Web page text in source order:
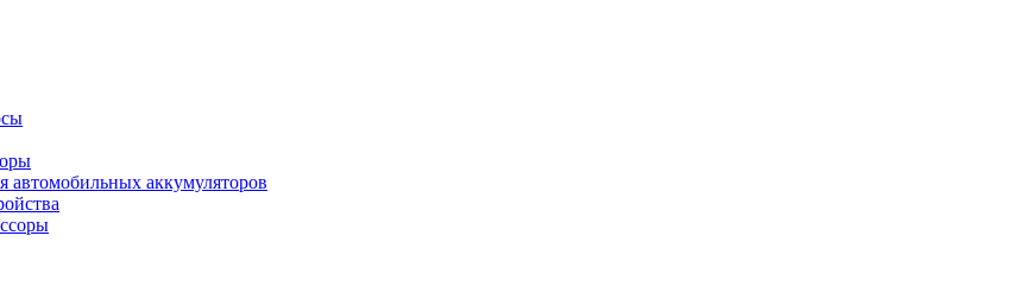
автомобильных аккумуляторов